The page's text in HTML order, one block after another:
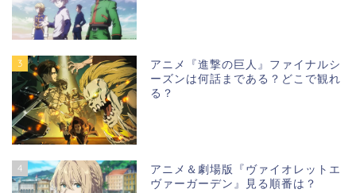
3
アニメ『進撃の巨人』ファイナルシ
ーズンは何話まである？どこで観れ
る？
4
アニメ＆劇場版『ヴァイオレットエ
ヴァーガーデン』見る順番は？